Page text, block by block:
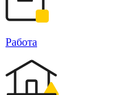
Работа